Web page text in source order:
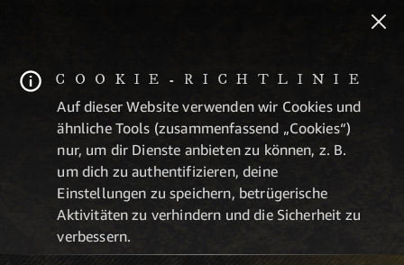
COOKIE-RICHTLINIE
Auf dieser Website verwenden wir Cookies und
ähnliche Tools (zusammenfassend „Cookies“)
nur, um dir Dienste anbieten zu können, z. B.
um dich zu authentifizieren, deine
Einstellungen zu speichern, betrügerische
Aktivitäten zu verhindern und die Sicherheit zu
verbessern.